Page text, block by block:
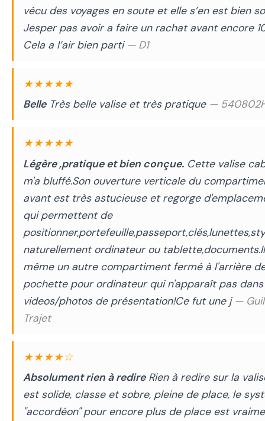
vécu des voyages en soute et elle s’en est bien
Jesper pas avoir a faire un rachat avant encore
Cela a l’air bien parti — D1
★★★★★
BelleTrès belle valise et très pratique —
★★★★★
Légère ,pratique et bien conçue. Cette valise
m'a bluffé.Son ouverture verticale du
avant est très astucieuse et regorge
qui permettent de
naturellement ordinateur ou
même un autre compartiment fermé à l'arrière
pochette pour ordinateur qui n'apparaît pas dans
videos/photos de présentation!Ce fut une j —
Trajet
★★★★☆
Absolument rien à redireRien à redire sur la
est solide, classe et sobre, pleine de place, le
"accordéon" pour encore plus de place est